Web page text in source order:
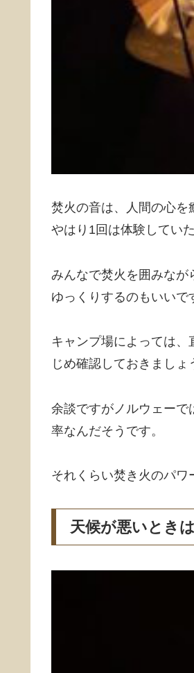
焚火の音は、人間の心を
やはり1回は体験してい
みんなで焚火を囲みなが
ゆっくりするのもいいで
キャンプ場によっては
じめ確認しておきましょ
余談ですがノルウェーで
率なんだそうです。
それくらい焚き火のパ
天候が悪いとき